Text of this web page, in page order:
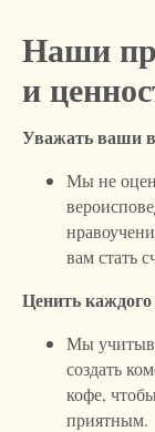
Наши
и
Уважать ваши
Мы не
вам стать
Ценить
Мы
создать
кофе,
приятным.